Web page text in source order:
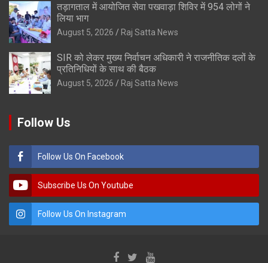
तड़ागताल में आयोजित सेवा पखवाड़ा शिविर में 954 लोगों ने
लिया भाग
August 5, 2026 Raj Satta News
SIR को लेकर मुख्य निर्वाचन अधिकारी ने राजनीतिक दलों के
प्रतिनिधियों के साथ की बैठक
August 5, 2026 Raj Satta News
Follow Us
Follow Us On Facebook
Subscribe Us On Youtube
Follow Us On Instagram